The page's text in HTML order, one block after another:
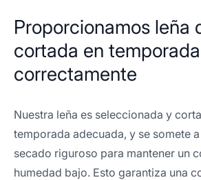
Proporcionamos leña
cortada en
correctamente
Nuestra leña es seleccionada y
temporada adecuada, y se somete
secado riguroso para mantener un
humedad bajo. Esto garantiza una